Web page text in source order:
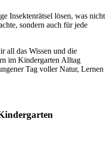
Insektenrätsel lösen, was nicht
sondern auch für jede
all das Wissen und die
im Kindergarten Alltag
Tag voller Natur, Lernen